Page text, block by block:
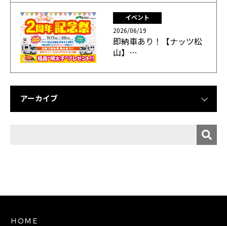
イベント
2026/06/19
即納車あり！【ナッツ松
山】…
アーカイブ
ＨＯＭＥ